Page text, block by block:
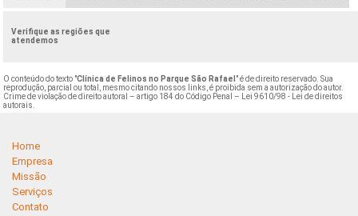
Verifique as regiões que
atendemos
O conteúdo do texto "Clínica de Felinos no Parque São Rafael " é de direito reservado. Sua
reprodução, parcial ou total, mesmo citando nossos links, é proibida sem a autorização do autor.
Crime de violação de direito autoral – artigo 184 do Código Penal –
Lei 9610/98 - Lei de direitos
autorais
Home
Empresa
Missão
Serviços
Contato